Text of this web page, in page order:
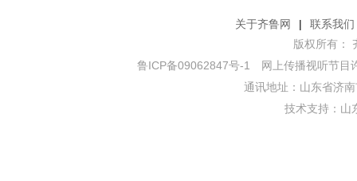
关于齐鲁网 |
联系我们
版权所有：
鲁ICP备09062847号-1 网上传播视听节目
通讯地址：山东省济
技术支持： 山